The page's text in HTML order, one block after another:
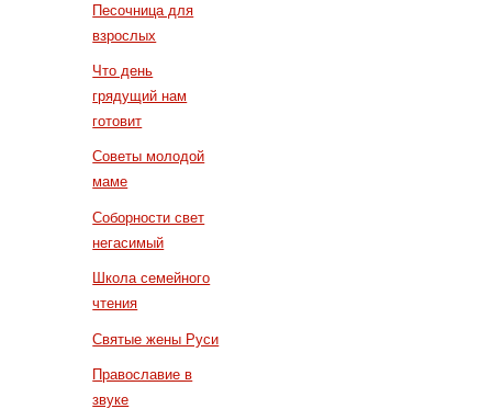
Песочница для
взрослых
Что день
грядущий нам
готовит
Советы молодой
маме
Соборности свет
негасимый
Школа семейного
чтения
Святые жены Руси
Православие в
звуке